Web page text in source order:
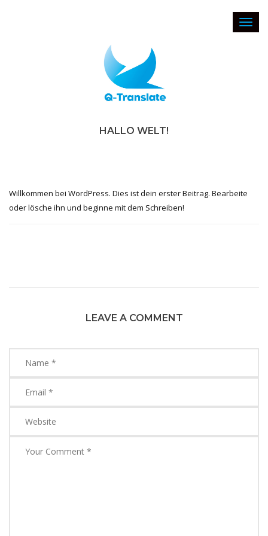
HALLO WELT!
Willkommen bei WordPress. Dies ist dein erster Beitrag. Bearbeite
oder lösche ihn und beginne mit dem Schreiben!
LEAVE A COMMENT